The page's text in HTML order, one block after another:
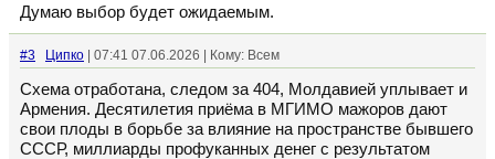
Думаю выбор будет ожидаемым.
#3 Ципко | 07:41 07.06.2026 | Кому: Всем
Схема отработана, следом за 404, Молдавией уплывает и
Армения. Десятилетия приёма в МГИМО мажоров дают
свои плоды в борьбе за влияние на пространстве бывшего
СССР, миллиарды профуканных денег с результатом